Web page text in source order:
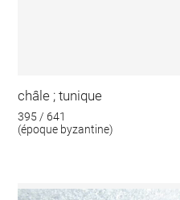
châle ; tunique
395 / 641
(époque byzantine)